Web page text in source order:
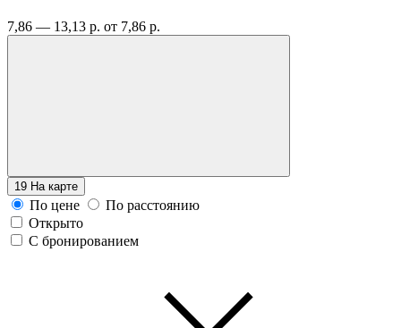
7,86 — 13,13 р. от 7,86 р.
19 На карте
По цене
По расстоянию
Открыто
С бронированием